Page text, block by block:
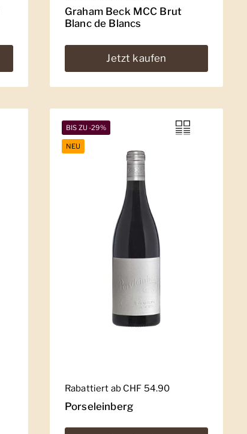
Graham Beck MCC Brut
Blanc de Blancs
Jetzt kaufen
Regulärer Preis
Rabattiert ab CHF 54.90
Porseleinberg
BIS ZU -29%
NEU